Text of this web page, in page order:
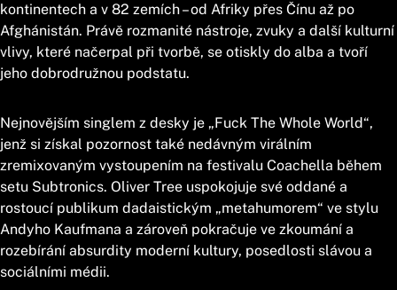
kontinentech a v 82 zemích – od Afriky přes Čínu až po
Afghánistán. Právě rozmanité nástroje, zvuky a další kulturní
vlivy, které načerpal při tvorbě, se otiskly do alba a tvoří
jeho dobrodružnou podstatu.
Nejnovějším singlem z desky je „Fuck The Whole World“,
jenž si získal pozornost také nedávným virálním
zremixovaným vystoupením na festivalu Coachella během
setu Subtronics. Oliver Tree uspokojuje své oddané a
rostoucí publikum dadaistickým „metahumorem“ ve stylu
Andyho Kaufmana a zároveň pokračuje ve zkoumání a
rozebírání absurdity moderní kultury, posedlosti slávou a
sociálními médii.